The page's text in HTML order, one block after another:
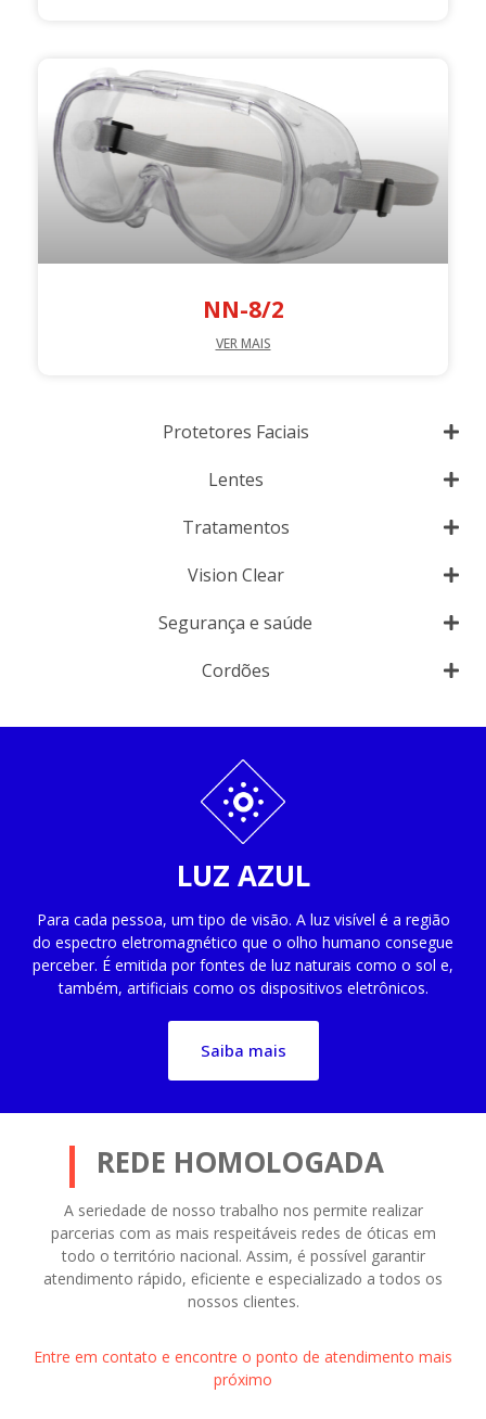
NN-8/2
VER MAIS
Protetores Faciais
Lentes
Tratamentos
Vision Clear
Segurança e saúde
Cordões
LUZ AZUL
Para cada pessoa, um tipo de visão. A luz visível é a região
do espectro eletromagnético que o olho humano consegue
perceber. É emitida por fontes de luz naturais como o sol e,
também, artificiais como os dispositivos eletrônicos.
Saiba mais
REDE HOMOLOGADA
A seriedade de nosso trabalho nos permite realizar
parcerias com as mais respeitáveis redes de óticas em
todo o território nacional. Assim, é possível garantir
atendimento rápido, eficiente e especializado a todos os
nossos clientes.
Entre em contato e encontre o ponto de atendimento mais
próximo